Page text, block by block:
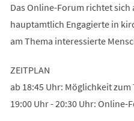
Das Online-Forum richtet
hauptamtlich Engagierte in
am Thema interessierte
ZEITPLAN
ab 18:45 Uhr: Möglichkeit zum
19:00 Uhr - 20:30 Uhr: Online-